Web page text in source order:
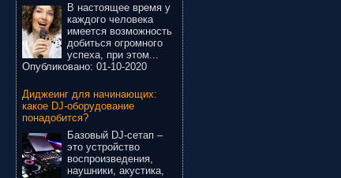
В настоящее время у
каждого человека
имеется возможность
добиться огромного
успеха, при этом...
Опубликовано: 01-10-2020
Диджеинг для начинающих:
какое DJ-оборудование
понадобится?
Базовый DJ-сетап –
это устройство
воспроизведения,
наушники, акустика,